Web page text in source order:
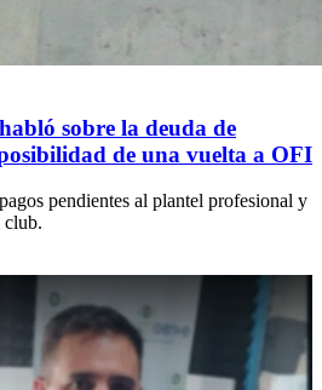
sobre la deuda de
de una vuelta a OFI
pendientes al plantel profesional y
club.